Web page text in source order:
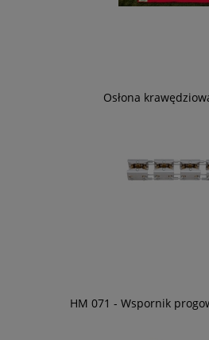
Osłona
HM 071 - Wspornik